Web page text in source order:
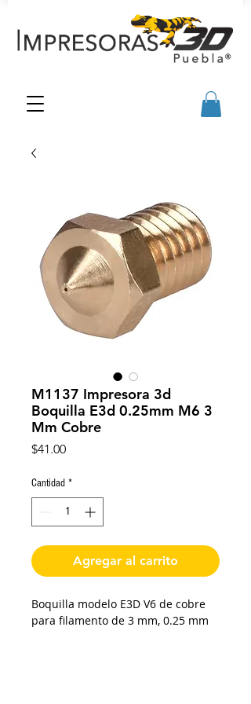
M1137 Impresora 3d
Boquilla E3d 0.25mm M6 3
Mm Cobre
$41.00Precio
Cantidad *
Agregar al carrito
Boquilla modelo E3D V6 de cobre
para filamento de 3 mm, 0.25 mm